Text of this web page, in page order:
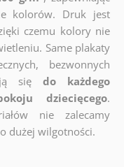
kolorów. Druk jest
czemu kolory nie
Same plakaty
bezwonnych
siędo każdego
dziecięcego.
nie zalecamy
dużej wilgotności.